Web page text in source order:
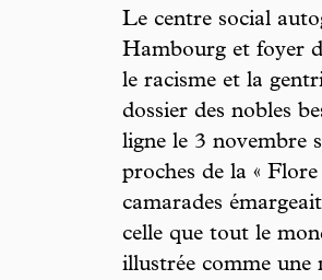
Le centre social
Hambourg et foyer
le racisme et la
dossier des nobles
ligne le 3 novembre
proches de la «
camarades
celle que tout le
illustrée comme